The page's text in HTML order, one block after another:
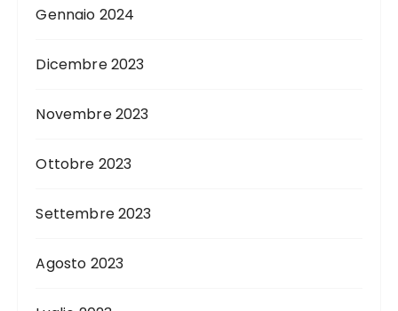
Gennaio 2024
Dicembre 2023
Novembre 2023
Ottobre 2023
Settembre 2023
Agosto 2023